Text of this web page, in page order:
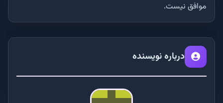
موافق نیست.
درباره نویسنده